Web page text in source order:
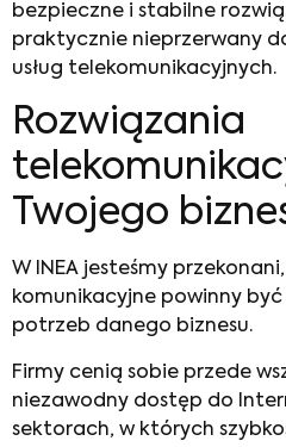
bezpieczne i stabilne
praktycznie nieprzerwany
usług telekomunikacyjnych.
Rozwiązania
Twojego
W INEA jesteśmy
komunikacyjne powinny
potrzeb danego biznesu.
Firmy cenią sobie przede
niezawodny dostęp do
sektorach, w których